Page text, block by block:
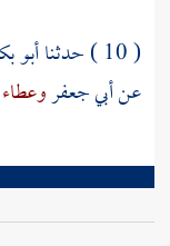
( 10 ) حدثنا
أبو
عنأبي جعفروعطاء